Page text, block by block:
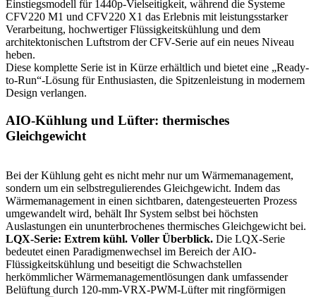
Einstiegsmodell für 1440p-Vielseitigkeit, während die Systeme
CFV220 M1 und CFV220 X1 das Erlebnis mit leistungsstarker
Verarbeitung, hochwertiger Flüssigkeitskühlung und dem
architektonischen Luftstrom der CFV-Serie auf ein neues Niveau
heben.
Diese komplette Serie ist in Kürze erhältlich und bietet eine „Ready-
to-Run“-Lösung für Enthusiasten, die Spitzenleistung in modernem
Design verlangen.
AIO-Kühlung und Lüfter: thermisches
Gleichgewicht
Bei der Kühlung geht es nicht mehr nur um Wärmemanagement,
sondern um ein selbstregulierendes Gleichgewicht. Indem das
Wärmemanagement in einen sichtbaren, datengesteuerten Prozess
umgewandelt wird, behält Ihr System selbst bei höchsten
Auslastungen ein ununterbrochenes thermisches Gleichgewicht bei.
LQX-Serie: Extrem kühl. Voller Überblick. Die LQX-Serie
bedeutet einen Paradigmenwechsel im Bereich der AIO-
Flüssigkeitskühlung und beseitigt die Schwachstellen
herkömmlicher Wärmemanagementlösungen dank umfassender
Belüftung durch 120-mm-VRX-PWM-Lüfter mit ringförmigen